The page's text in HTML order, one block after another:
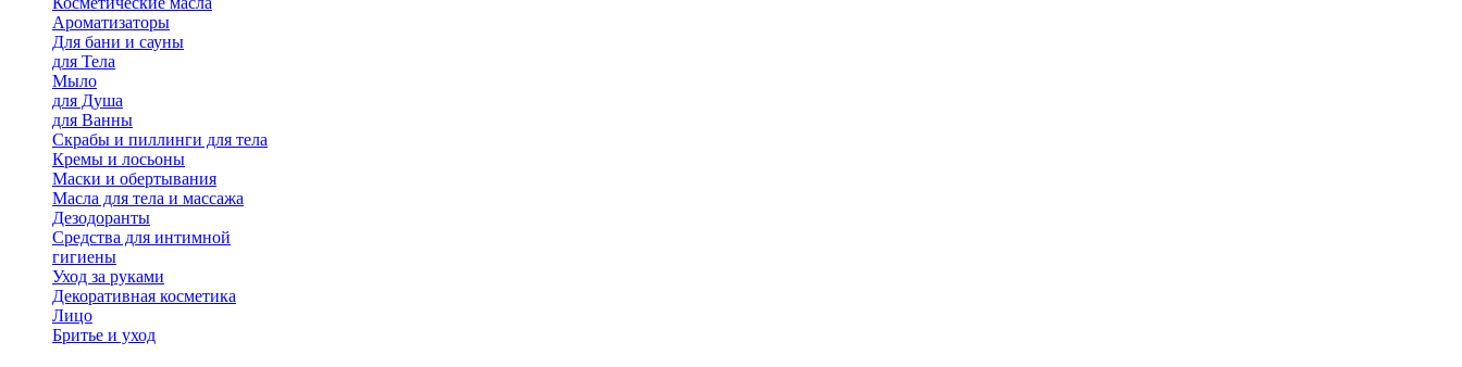
Ароматизаторы
Для бани и сауны
для Тела
Мыло
для Душа
для Ванны
Скрабы и пиллинги для тела
Кремы и лосьоны
Маски и обертывания
Масла для тела и массажа
Дезодоранты
Средства для интимной
гигиены
Уход за руками
Декоративная косметика
Лицо
Бритье и уход